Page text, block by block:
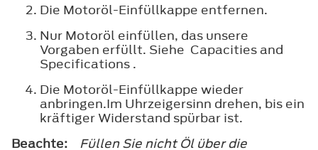
Die Motoröl-Einfüllkappe entfernen.
Nur Motoröl einfüllen, das unsere
Vorgaben erfüllt. Siehe Capacities and
Specifications .
Die Motoröl-Einfüllkappe wieder
anbringen.Im Uhrzeigersinn drehen, bis ein
kräftiger Widerstand spürbar ist.
Beachte:
Füllen Sie nicht Öl über die